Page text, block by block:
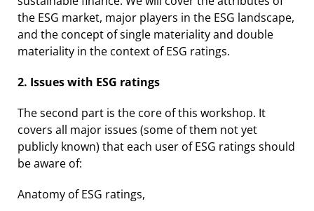
the ESG market, major players in the ESG landscape,
and the concept of single materiality and double
materiality in the context of ESG ratings.
2. Issues with ESG ratings
The second part is the core of this workshop. It
covers all major issues (some of them not yet
publicly known) that each user of ESG ratings should
be aware of:
Anatomy of ESG ratings,